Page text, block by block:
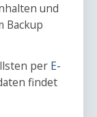
und
Backup
per E-
findet